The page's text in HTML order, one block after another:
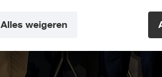
Alles weigeren